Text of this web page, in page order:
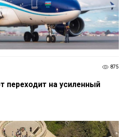
875
переходит на усиленный